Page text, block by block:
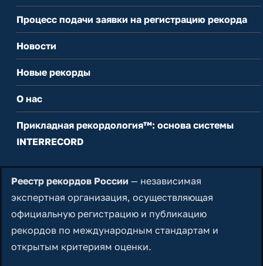
Процесс подачи заявки на регистрацию рекорда
Новости
Новые рекорды
О нас
Прикладная рекордология™: основа системы
INTERRECORD
Реестр рекордов России — независимая
экспертная организация, осуществляющая
официальную регистрацию и публикацию
рекордов по международным стандартам и
открытым критериям оценки.